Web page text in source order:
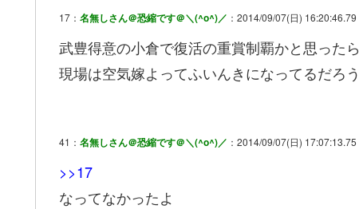
17： 名無しさん＠恐縮です＠＼(^o^)／ ：2014/09/07(日)
武豊得意の小倉で復活の重賞制覇かと思った
現場は空気嫁よってふいんきになってるだろ
41： 名無しさん＠恐縮です＠＼(^o^)／ ：2014/09/07(日)
>>17
なってなかったよ